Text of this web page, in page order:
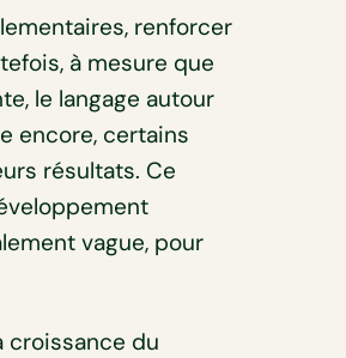
renforcer
à mesure que
le langage autour
encore, certains
résultats. Ce
vague, pour
croissance du